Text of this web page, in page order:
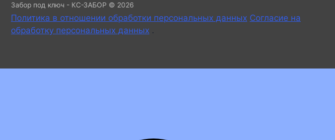
Забор под ключ - КС-ЗАБОР © 2026
Политика в отношении обработки персональных данных Согласие на
обработку персональных данных .